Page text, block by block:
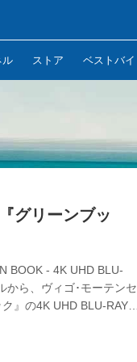
ル ストア ベストバイ
グリーンブッ
BOOK - 4K UHD BLU-
から、ヴィゴ･モーテンセ
』の4K UHD BLU-RAY、
ーヨーク。ナイトクラ
ブが改装のため閉店とな
運よく「ドクターの運